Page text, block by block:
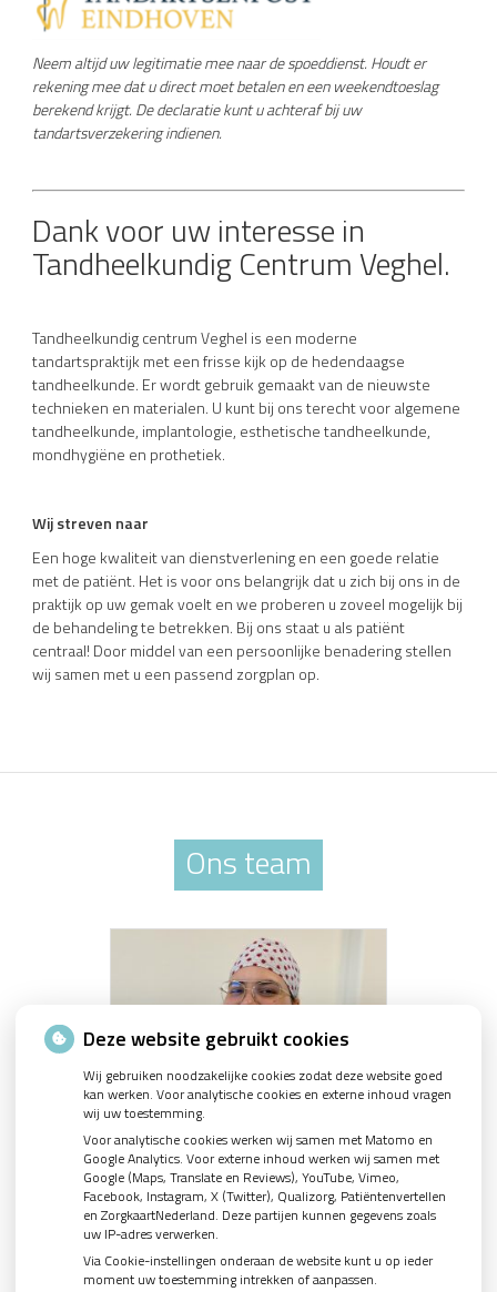
Neem altijd uw legitimatie mee naar de spoeddienst. Houdt er
rekening mee dat u direct moet betalen en een weekendtoeslag
berekend krijgt. De declaratie kunt u achteraf bij uw
tandartsverzekering indienen.
Dank voor uw interesse in
Tandheelkundig Centrum Veghel.
Tandheelkundig centrum Veghel is een moderne
tandartspraktijk met een frisse kijk op de hedendaagse
tandheelkunde. Er wordt gebruik gemaakt van de nieuwste
technieken en materialen. U kunt bij ons terecht voor algemene
tandheelkunde, implantologie, esthetische tandheelkunde,
mondhygiëne en prothetiek.
Wij streven naar
Een hoge kwaliteit van dienstverlening en een goede relatie
met de patiënt. Het is voor ons belangrijk dat u zich bij ons in de
praktijk op uw gemak voelt en we proberen u zoveel mogelijk bij
de behandeling te betrekken. Bij ons staat u als patiënt
centraal! Door middel van een persoonlijke benadering stellen
wij samen met u een passend zorgplan op.
Ons team
Joana Barbosa
BIG-nummer: 29925568802, Werkzaam
als zelfstandige, KvK nummer: 81655649
Deze website gebruikt cookies
Wij gebruiken noodzakelijke cookies zodat deze website goed
kan werken. Voor analytische cookies en externe inhoud vragen
wij uw toestemming.
Voor analytische cookies werken wij samen met Matomo en
Google Analytics. Voor externe inhoud werken wij samen met
Google (Maps, Translate en Reviews), YouTube, Vimeo,
Facebook, Instagram, X (Twitter), Qualizorg, Patiëntenvertellen
en ZorgkaartNederland. Deze partijen kunnen gegevens zoals
uw IP-adres verwerken.
Via Cookie-instellingen onderaan de website kunt u op ieder
moment uw toestemming intrekken of aanpassen.